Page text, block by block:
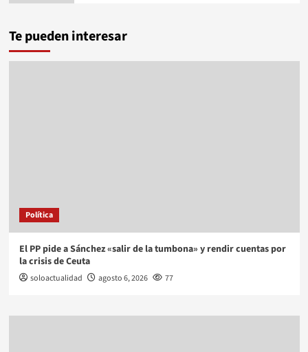
Te pueden interesar
Política
El PP pide a Sánchez «salir de la tumbona» y rendir cuentas por
la crisis de Ceuta
soloactualidad agosto 6, 2026 77